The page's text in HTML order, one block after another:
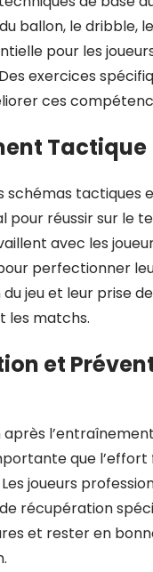
ballon, le dribble,
pour les
exercices
ces
Tactique
schémas tactiques
pour réussir sur le
avec les
perfectionner
jeu et leur prise
les matchs.
et
que
joueurs
récupération
et rester en